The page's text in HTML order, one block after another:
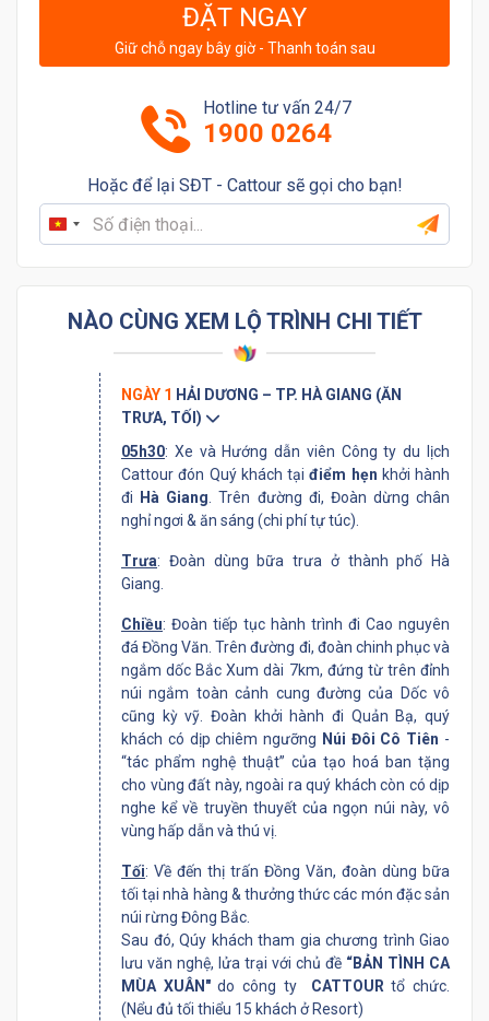
NÀO CÙNG XEM LỘ TRÌNH CHI TIẾT
NGÀY 1 HẢI DƯƠNG – TP. HÀ GIANG (ĂN
TRƯA, TỐI)
05h30: Xe và Hướng dẫn viên Công ty du lịch
Cattour đón Quý khách tạiđiểm hẹn khởi hành
đi
Hà Giang. Trên đường đi, Đoàn dừng chân
nghỉ ngơi & ăn sáng (chi phí tự túc).
Trưa: Đoàn dùng bữa trưa ở thành phố Hà
Giang.
Chiều: Đoàn tiếp tục hành trình đi Cao nguyên
đá Đồng Văn. Trên đường đi, đoàn chinh phục và
ngắm dốc Bắc Xum dài 7km, đứng từ trên đỉnh
núi ngắm toàn cảnh cung đường của Dốc vô
cũng kỳ vỹ. Đoàn khởi hành đi Quản Bạ, quý
khách có dịp chiêm ngưỡng Núi Đôi Cô Tiên -
“tác phẩm nghệ thuật” của tạo hoá ban tặng
cho vùng đất này, ngoài ra quý khách còn có dịp
nghe kể về truyền thuyết của ngọn núi này, vô
vùng hấp dẫn và thú vị.
Tối: Về đến thị trấn Đồng Văn, đoàn dùng bữa
tối tại nhà hàng & thưởng thức các món đặc sản
núi rừng Đông Bắc.
Sau đó, Qúy khách tham gia chương trình Giao
lưu văn nghệ, lửa trại với chủ đề “BẢN TÌNH CA
MÙA XUÂN"do công ty CATTOURtổ chức.
(Nểu đủ tối thiểu 15 khách ở Resort)
ĐẶT NGAY
Giữ chỗ ngay bây giờ - Thanh toán sau
Hotline tư vấn 24/7
1900 0264
Hoặc để lại SĐT - Cattour sẽ gọi cho bạn!
Vietnam